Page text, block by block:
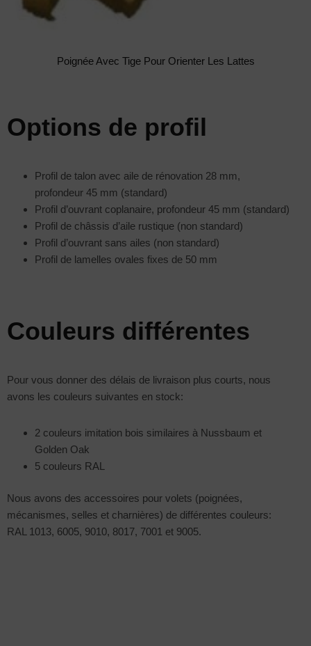
Poignée Avec Tige Pour Orienter Les Lattes
Options de profil
Profil de talon avec aile de rénovation 28 mm,
profondeur 45 mm (standard)
Profil d’ouvrant coplanaire, profondeur 45 mm (standard)
Profil de châssis d’aile rustique (non standard)
Profil d’ouvrant sans ailes (non standard)
Profil de lamelles ovales fixes de 50 mm
Couleurs différentes
Pour vous donner des délais de livraison plus courts, nous
avons les couleurs suivantes en stock:
2 couleurs imitation bois similaires à Nussbaum et
Golden Oak
5 couleurs RAL
Nous avons des accessoires pour volets (poignées,
mécanismes, selles et charnières) de différentes couleurs:
RAL 1013, 6005, 9010, 8017, 7001 et 9005.